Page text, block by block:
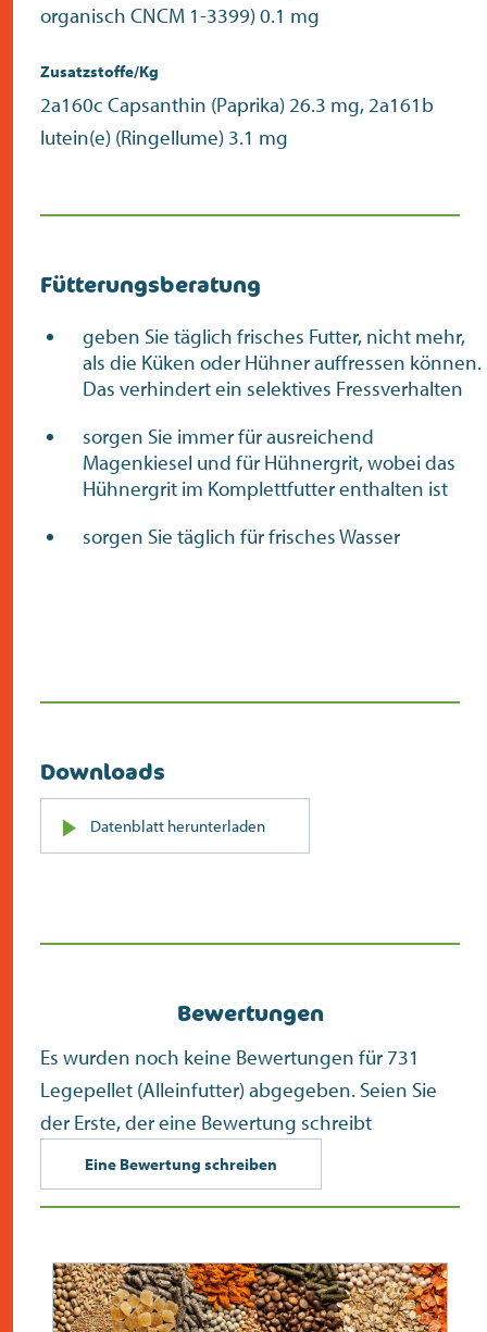
organisch CNCM 1-3399) 0.1 mg
Zusatzstoffe/Kg
2a160c Capsanthin (Paprika) 26.3 mg, 2a161b
lutein(e) (Ringellume) 3.1 mg
Fütterungsberatung
geben Sie täglich frisches Futter, nicht mehr,
als die Küken oder Hühner auffressen können.
Das verhindert ein selektives Fressverhalten
sorgen Sie immer für ausreichend
Magenkiesel und für Hühnergrit, wobei das
Hühnergrit im Komplettfutter enthalten ist
sorgen Sie täglich für frisches Wasser
Downloads
Datenblatt herunterladenPDF
(öffnet
Bewertungen
Es wurden noch keine Bewertungen für 731
Legepellet (Alleinfutter) abgegeben. Seien Sie
der Erste, der eine Bewertung schreibt
Eine Bewertung schreiben